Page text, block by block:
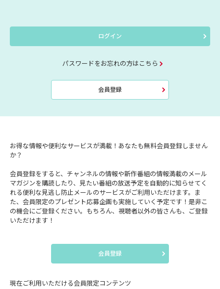
ログイン
パスワードをお忘れの方はこちら
会員登録
お得な情報や便利なサービスが満載！あなたも無料会員登録しません
か？
会員登録をすると、チャンネルの情報や新作番組の情報満載のメール
マガジンを購読したり、見たい番組の放送予定を自動的に知らせてく
れる便利な見逃し防止メールのサービスがご利用いただけます。ま
た、会員限定のプレゼント応募企画も実施していく予定です！是非こ
の機会にご登録ください。もちろん、視聴者以外の皆さんも、ご登録
いただけます！
会員登録
現在ご利用いただける会員限定コンテンツ